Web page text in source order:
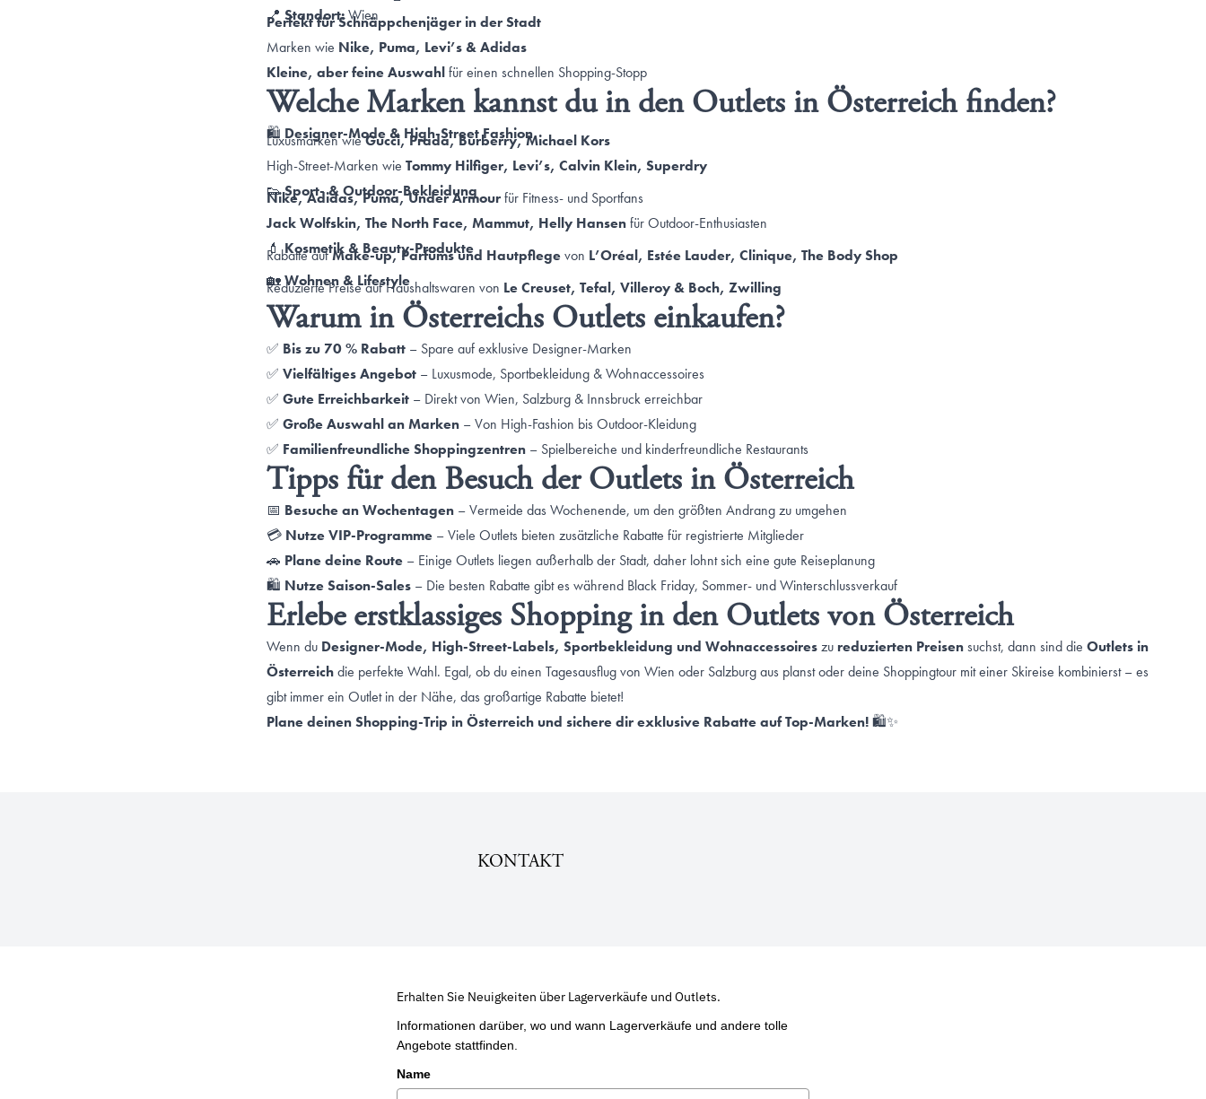
📍 Standort:Wien
Perfekt für Schnäppchenjäger in der Stadt
Marken wie Nike, Puma, Levi’s & Adidas
Kleine, aber feine Auswahlfür einen schnellen Shopping-Stopp
Welche Marken kannst du in den Outlets in Österreich finden?
🛍 Designer-Mode & High-Street Fashion
Luxusmarken wieGucci, Prada, Burberry, Michael Kors
High-Street-Marken wie Tommy Hilfiger, Levi’s, Calvin Klein, Superdry
👟Sport- & Outdoor-Bekleidung
Nike, Adidas, Puma, Under Armourfür Fitness- und Sportfans
Jack Wolfskin, The North Face, Mammut, Helly Hansenfür Outdoor-Enthusiasten
💄Kosmetik & Beauty-Produkte
Rabatte aufMake-up, Parfüms und Hautpflegevon L’Oréal, Estée Lauder, Clinique, The Body Shop
🏡Wohnen & Lifestyle
Reduzierte Preise auf Haushaltswaren von Le Creuset, Tefal, Villeroy & Boch, Zwilling
Warum in Österreichs Outlets einkaufen?
✅ Bis zu 70 % Rabatt– Spare auf exklusive Designer-Marken
✅ Vielfältiges Angebot– Luxusmode, Sportbekleidung & Wohnaccessoires
✅ Gute Erreichbarkeit– Direkt von Wien, Salzburg & Innsbruck erreichbar
✅ Große Auswahl an Marken– Von High-Fashion bis Outdoor-Kleidung
✅ Familienfreundliche Shoppingzentren– Spielbereiche und kinderfreundliche Restaurants
Tipps für den Besuch der Outlets in Österreich
📅 Besuche an Wochentagen– Vermeide das Wochenende, um den größten Andrang zu umgehen
💳 Nutze VIP-Programme– Viele Outlets bieten zusätzliche Rabatte für registrierte Mitglieder
🚗 Plane deine Route– Einige Outlets liegen außerhalb der Stadt, daher lohnt sich eine gute Reiseplanung
🛍 Nutze Saison-Sales– Die besten Rabatte gibt es während Black Friday, Sommer- und Winterschlussverkauf
Erlebe erstklassiges Shopping in den Outlets von Österreich
Wenn du Designer-Mode, High-Street-Labels, Sportbekleidung und Wohnaccessoireszu reduzierten Preisensuchst, dann sind die Outlets in
Österreichdie perfekte Wahl. Egal, ob du einen Tagesausflug von Wien oder Salzburg aus planst oder deine Shoppingtour mit einer Skireise kombinierst – es
gibt immer ein Outlet in der Nähe, das großartige Rabatte bietet!
Plane deinen Shopping-Trip in Österreich und sichere dir exklusive Rabatte auf Top-Marken!🛍✨
KONTAKT
Erhalten Sie Neuigkeiten über Lagerverkäufe und Outlets.
Informationen darüber, wo und wann Lagerverkäufe und andere tolle
Angebote stattfinden.
Name